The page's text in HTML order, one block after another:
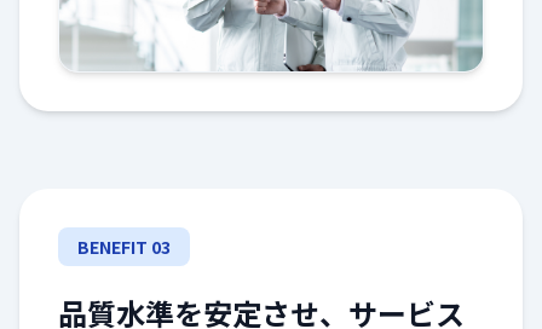
BENEFIT 03
品質水準を安定させ、サービス